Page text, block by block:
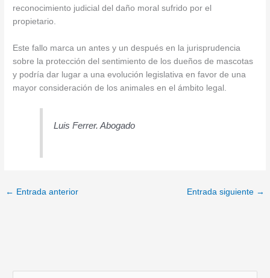
reconocimiento judicial del daño moral sufrido por el
propietario.
Este fallo marca un antes y un después en la jurisprudencia
sobre la protección del sentimiento de los dueños de mascotas
y podría dar lugar a una evolución legislativa en favor de una
mayor consideración de los animales en el ámbito legal.
Luis Ferrer. Abogado
← Entrada anterior Entrada siguiente →